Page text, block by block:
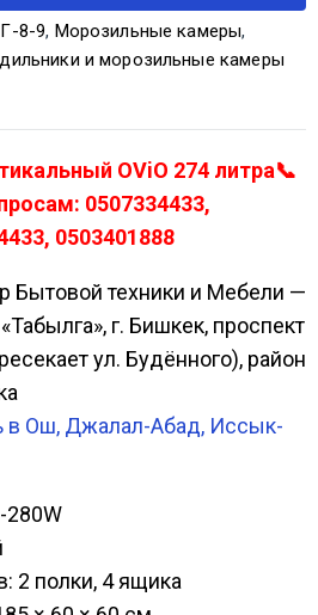
8-9, Морозильные камеры,
и морозильные камеры
OViO 274 литра📞
0507334433,
0503401888
Бытовой техники и Мебели —
г. Бишкек, проспект
ул. Будённого), район
Ош, Джалал-Абад, Иссык-
280W
2 полки, 4 ящика